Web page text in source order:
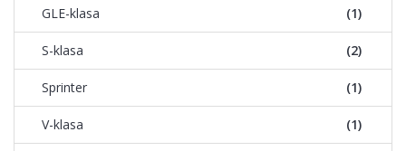
GLE-klasa (1)
S-klasa (2)
Sprinter (1)
V-klasa (1)